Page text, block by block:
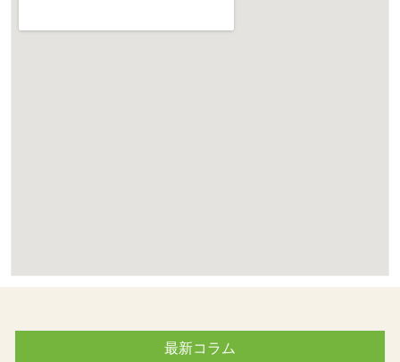
最新コラム